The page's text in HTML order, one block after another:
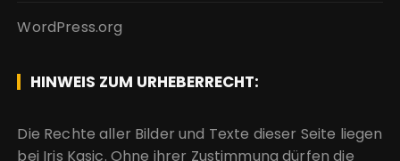
WordPress.org
HINWEIS ZUM URHEBERRECHT:
Die Rechte aller Bilder und Texte dieser Seite liegen
bei Iris Kasic. Ohne ihrer Zustimmung dürfen die